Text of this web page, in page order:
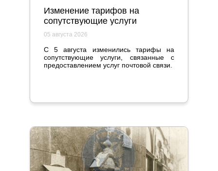
Изменение тарифов на
сопутствующие услуги
05 августа 2026
С 5 августа изменились тарифы на
сопутствующие услуги, связанные с
предоставлением услуг почтовой связи.